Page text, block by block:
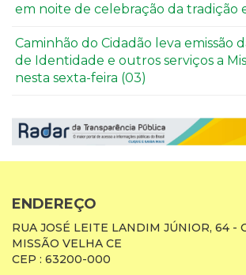
em noite de celebração da tradição
Caminhão do Cidadão leva emissão
de Identidade e outros serviços a
nesta sexta-feira (03)
ENDEREÇO
RUA JOSÉ LEITE LANDIM JÚNIOR, 64 -
MISSÃO VELHA CE
CEP : 63200-000